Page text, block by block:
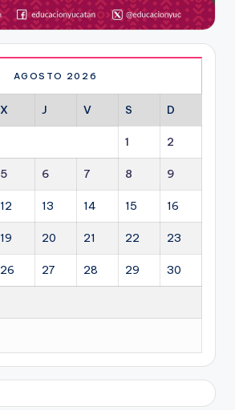
AGOSTO 2026
X J V S D
1 2
5 6 7 8 9
12 13 14 15 16
19 20 21 22 23
26 27 28 29 30